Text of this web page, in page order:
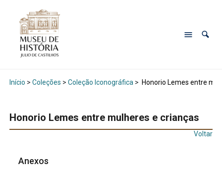
Início > Coleções > Coleção Iconográfica > Honorio Lemes entre
Honorio Lemes entre mulheres e crianças
Voltar
Anexos